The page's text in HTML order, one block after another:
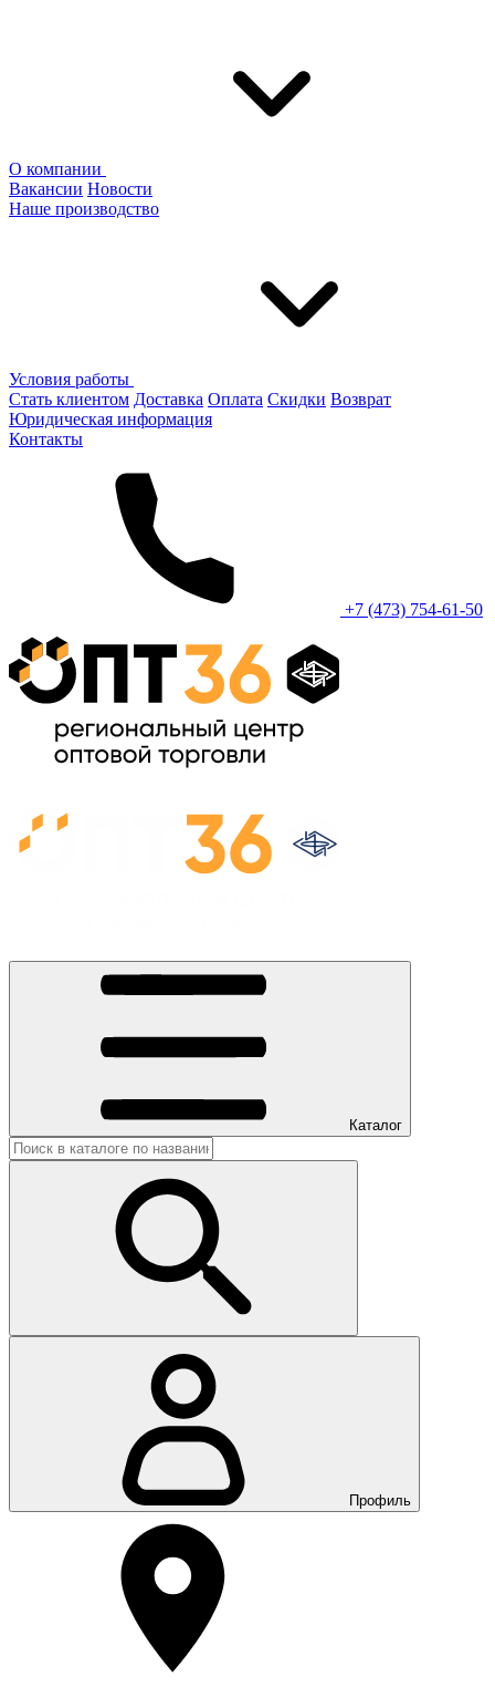
О компании
Вакансии Новости
Наше производство
Условия работы
Стать клиентом Доставка Оплата Скидки Возврат
Юридическая информация
Контакты
+7 (473) 754-61-50
Каталог
Профиль